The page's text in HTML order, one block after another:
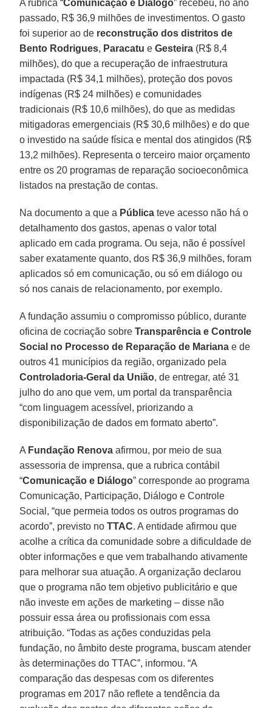
A rubrica “Comunicação e Diálogo” recebeu, no ano
passado, R$ 36,9 milhões de investimentos. O gasto
foi superior ao de reconstrução dos distritos de
Bento Rodrigues, Paracatu eGesteira (R$ 8,4
milhões), do que a recuperação de infraestrutura
impactada (R$ 34,1 milhões), proteção dos povos
indígenas (R$ 24 milhões) e comunidades
tradicionais (R$ 10,6 milhões), do que as medidas
mitigadoras emergenciais (R$ 30,6 milhões) e do que
o investido na saúde física e mental dos atingidos (R$
13,2 milhões). Representa o terceiro maior orçamento
entre os 20 programas de reparação socioeconômica
listados na prestação de contas.
Na documento a que a Pública teve acesso não há o
detalhamento dos gastos, apenas o valor total
aplicado em cada programa. Ou seja, não é possível
saber exatamente quanto, dos R$ 36,9 milhões, foram
aplicados só em comunicação, ou só em diálogo ou
só nos canais de relacionamento, por exemplo.
A fundação assumiu o compromisso público, durante
oficina de cocriação sobreTransparência e Controle
Social no Processo de Reparação de Mariana e de
outros 41 municípios da região, organizado pela
Controladoria-Geral da União, de entregar, até 31
julho do ano que vem, um portal da transparência
“com linguagem acessível, priorizando a
disponibilização de dados em formato aberto”.
A Fundação Renova afirmou, por meio de sua
assessoria de imprensa, que a rubrica contábil
“Comunicação e Diálogo” corresponde ao programa
Comunicação, Participação, Diálogo e Controle
Social, “que permeia todos os outros programas do
acordo”, previsto noTTAC. A entidade afirmou que
acolhe a crítica da comunidade sobre a dificuldade de
obter informações e que vem trabalhando ativamente
para melhorar sua atuação. A organização declarou
que o programa não tem objetivo publicitário e que
não investe em ações de marketing – disse não
possuir essa área ou profissionais com essa
atribuição. “Todas as ações conduzidas pela
fundação, no âmbito deste programa, buscam atender
às determinações do TTAC”, informou. “A
comparação das despesas com os diferentes
programas em 2017 não reflete a tendência da